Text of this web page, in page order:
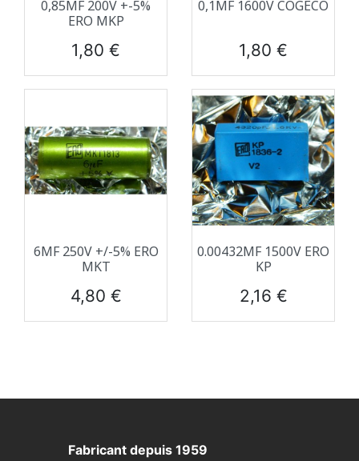
0,85ΜF 200V +-5%
ERO MKP
Prix
1,80 €
0,1ΜF 1600V COGECO
Prix
1,80 €
6ΜF 250V +/-5% ERO
MKT
Prix
4,80 €
0.00432ΜF 1500V ERO
KP
Prix
2,16 €
Fabricant depuis 1959